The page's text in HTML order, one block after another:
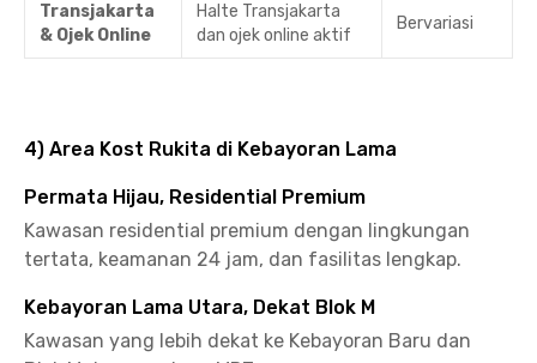
Transjakarta
& Ojek Online
Halte Transjakarta
dan ojek online aktif
Bervariasi
4) Area Kost Rukita di Kebayoran Lama
Permata Hijau, Residential Premium
Kawasan residential premium dengan lingkungan
tertata, keamanan 24 jam, dan fasilitas lengkap.
Kebayoran Lama Utara, Dekat Blok M
Kawasan yang lebih dekat ke Kebayoran Baru dan